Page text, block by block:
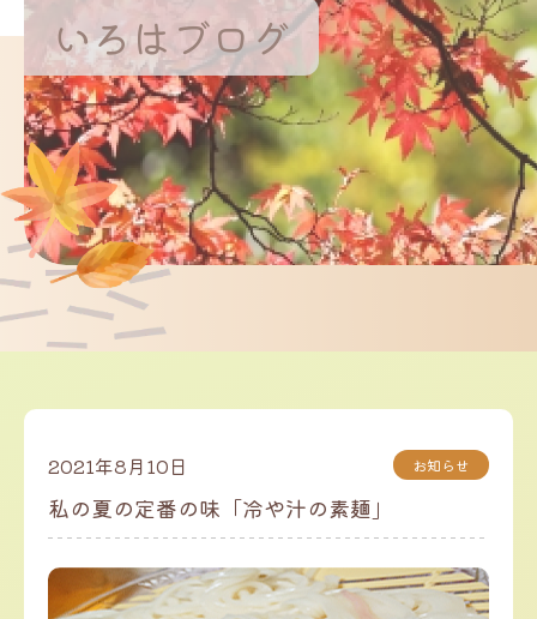
いろはブログ
2021年8月10日 お知らせ
私の夏の定番の味「冷や汁の素麺」